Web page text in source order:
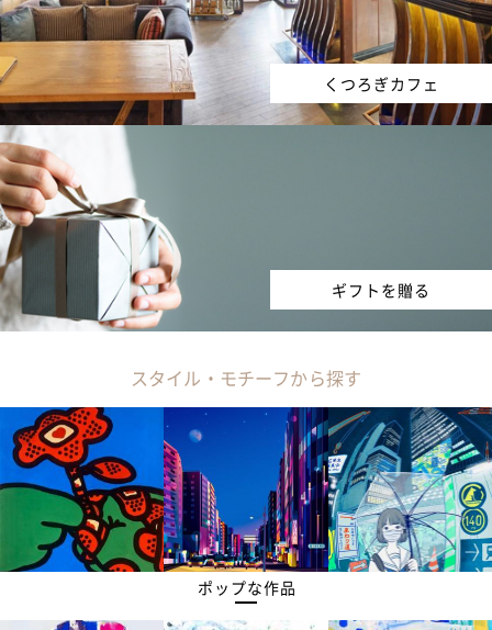
くつろぎカフェ
ギフトを贈る
スタイル・モチーフから探す
ポップな作品